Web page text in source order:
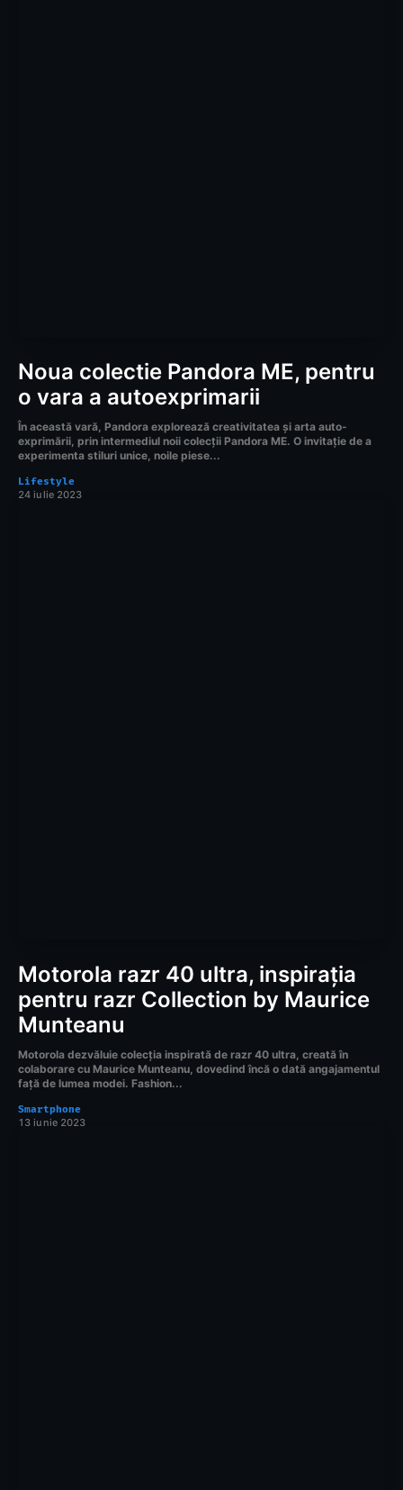
Noua colectie Pandora ME, pentru
o vara a autoexprimarii
În această vară, Pandora explorează creativitatea și arta auto-
exprimării, prin intermediul noii colecții Pandora ME. O invitație de a
experimenta stiluri unice, noile piese...
Lifestyle
24 iulie 2023
Motorola razr 40 ultra, inspirația
pentru razr Collection by Maurice
Munteanu
Motorola dezvăluie colecția inspirată de razr 40 ultra, creată în
colaborare cu Maurice Munteanu, dovedind încă o dată angajamentul
față de lumea modei. Fashion...
Smartphone
13 iunie 2023